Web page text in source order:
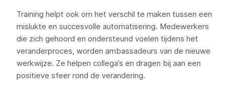
Training helpt ook om het verschil te maken tussen een
mislukte en succesvolle automatisering. Medewerkers
die zich gehoord en ondersteund voelen tijdens het
veranderproces, worden ambassadeurs van de nieuwe
werkwijze. Ze helpen collega’s en dragen bij aan een
positieve sfeer rond de verandering.